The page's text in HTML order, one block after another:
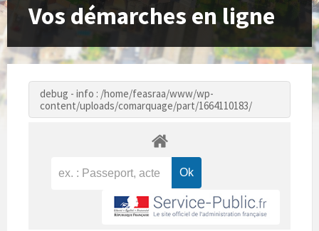
Vos démarches en ligne
debug - info : /home/feasraa/www/wp-
content/uploads/comarquage/part/1664110183/